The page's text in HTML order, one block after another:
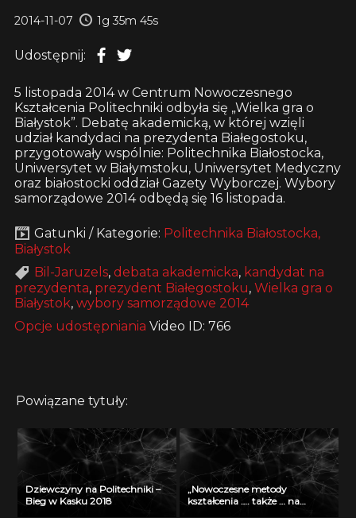
2014-11-07 1g 35m 45s
Udostępnij:
5 listopada 2014 w Centrum Nowoczesnego
Kształcenia Politechniki odbyła się „Wielka gra o
Białystok”. Debatę akademicką, w której wzięli
udział kandydaci na prezydenta Białegostoku,
przygotowały wspólnie: Politechnika Białostocka,
Uniwersytet w Białymstoku, Uniwersytet Medyczny
oraz białostocki oddział Gazety Wyborczej. Wybory
samorządowe 2014 odbędą się 16 listopada.
Gatunki / Kategorie: Politechnika Białostocka,
Białystok
Bil-Jaruzels, debata akademicka, kandydat na
prezydenta, prezydent Białegostoku, Wielka gra o
Białystok, wybory samorządowe 2014
Opcje udostępniania Video ID: 766
Powiązane tytuły:
Dziewczyny na Politechniki –
Bieg w Kasku 2018
„Nowoczesne metody
kształcenia …. także … na